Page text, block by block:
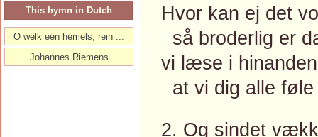
Hvor kan ej det
så broderlig er
vi læse i
at vi dig alle
2. Og sindet
This hymn in Dutch
O welk een hemels, rein ...
Johannes Riemens